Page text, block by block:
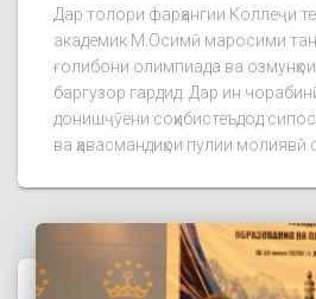
Дар толори фарҳангии Коллеҷи
академик М.Осимӣ маросими
ғолибони олимпиада ва озмунҳои
баргузор гардид. Дар ин
донишҷӯёни соҳибистеъдод
ва ҳавасмандиҳои пулии молиявӣ